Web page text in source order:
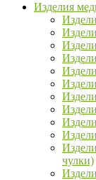
Изделия
чулки)